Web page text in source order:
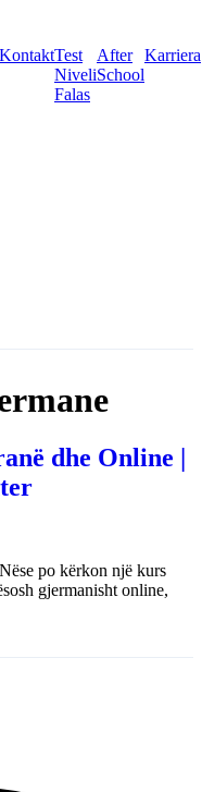
KontaktTest
Niveli
Falas
After
School
Karriera
dhe Online |
po kërkon një kurs
gjermanisht online,